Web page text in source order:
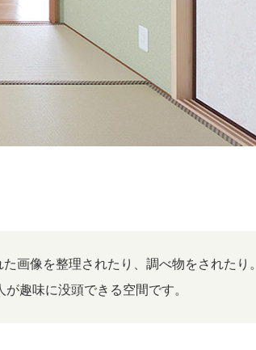
画像を整理されたり、調べ物をされたり。
が趣味に没頭できる空間です。